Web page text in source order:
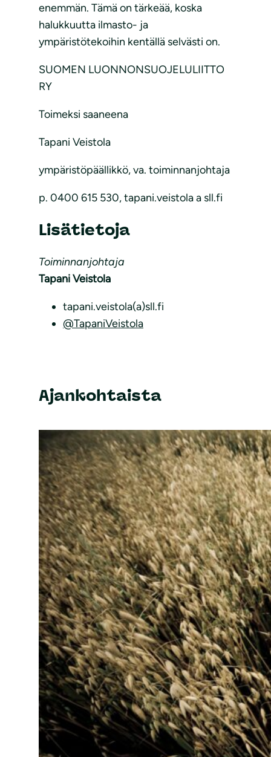
enemmän. Tämä on tärkeää, koska
halukkuutta ilmasto- ja
ympäristötekoihin kentällä selvästi on.
SUOMEN LUONNONSUOJELULIITTO
RY
Toimeksi saaneena
Tapani Veistola
ympäristöpäällikkö, va. toiminnanjohtaja
p. 0400 615 530, tapani.veistola a sll.fi
Lisätietoja
Toiminnanjohtaja
Tapani Veistola
tapani.veistola(a)sll.fi
@TapaniVeistola
Ajankohtaista